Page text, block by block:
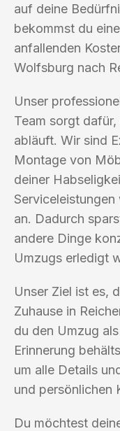
auf deine
bekommst du
anfallenden
Wolfsburg nach
Unser
Team sorgt
abläuft. Wir sind
Montage von
deiner
an. Dadurch
andere Dinge
Umzugs erledigt
Unser Ziel ist es,
Zuhause in
du den Umzug
Erinnerung
um alle Details
und persönlichen
Du möchtest